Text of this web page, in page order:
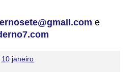
e
10 janeiro